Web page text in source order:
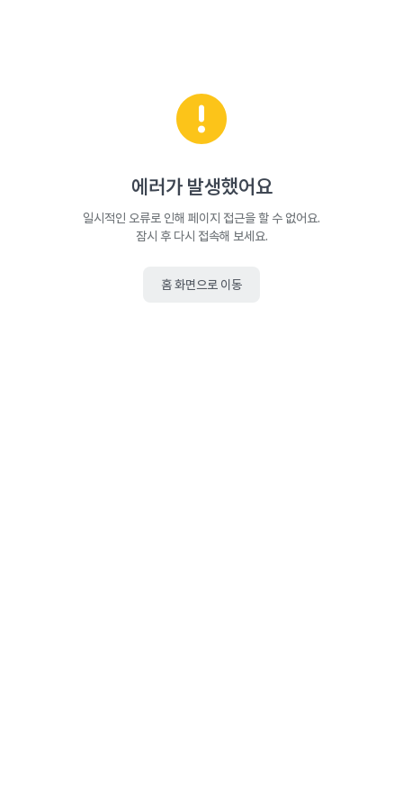
에러가 발생했어요
일시적인 오류로 인해 페이지 접근을 할 수 없어요.
잠시 후 다시 접속해 보세요.
홈 화면으로 이동